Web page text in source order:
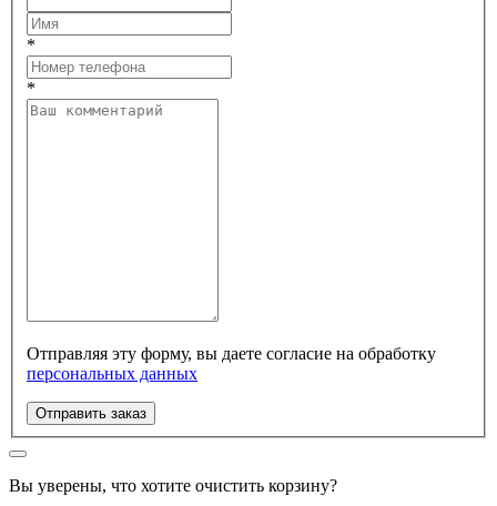
*
*
Отправляя эту форму, вы даете согласие на обработку
персональных данных
Отправить заказ
Вы уверены, что хотите очистить корзину?